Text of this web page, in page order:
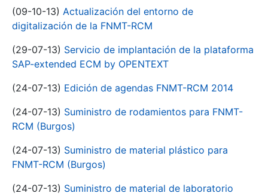
(09-10-13) Actualización del entorno de
digitalización de la FNMT-RCM
(29-07-13) Servicio de implantación de la plataforma
SAP-extended ECM by OPENTEXT
(24-07-13) Edición de agendas FNMT-RCM 2014
(24-07-13) Suministro de rodamientos para FNMT-
RCM (Burgos)
(24-07-13) Suministro de material plástico para
FNMT-RCM (Burgos)
(24-07-13) Suministro de material de laboratorio